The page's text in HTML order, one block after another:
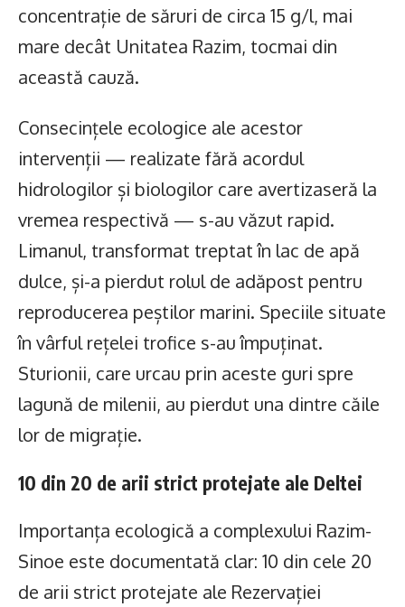
concentrație de săruri de circa 15 g/l, mai
mare decât Unitatea Razim, tocmai din
această cauză.
Consecințele ecologice ale acestor
intervenții — realizate fără acordul
hidrologilor și biologilor care avertizaseră la
vremea respectivă — s-au văzut rapid.
Limanul, transformat treptat în lac de apă
dulce, și-a pierdut rolul de adăpost pentru
reproducerea peștilor marini. Speciile situate
în vârful rețelei trofice s-au împuținat.
Sturionii, care urcau prin aceste guri spre
lagună de milenii, au pierdut una dintre căile
lor de migrație.
10 din 20 de arii strict protejate ale Deltei
Importanța ecologică a complexului Razim-
Sinoe este documentată clar: 10 din cele 20
de arii strict protejate ale Rezervației